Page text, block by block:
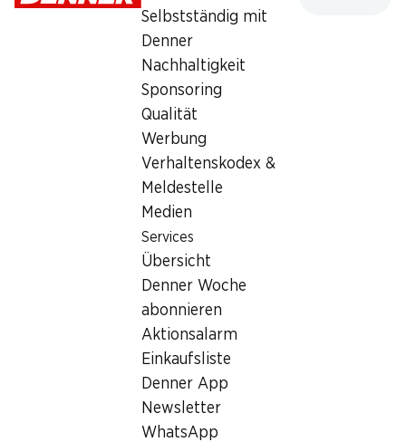
Selbstständig mit
Denner
Nachhaltigkeit
Sponsoring
Qualität
Werbung
Verhaltenskodex &
Meldestelle
Medien
Services
Übersicht
Denner Woche
abonnieren
Aktionsalarm
Einkaufsliste
Denner App
Newsletter
WhatsApp
Mittwoch
Besondere Öffnungszeiten
Geschlossen
Bargeldbezug mit Post - / M-Card